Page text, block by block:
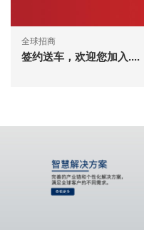
全球招商
签约送车，欢迎您加入....